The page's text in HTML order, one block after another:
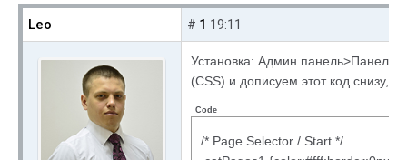
Leo # 1 19:11
Установка: Админ панель>Панель
(CSS) и дописуем этот код
Code
/* Page Selector / Start */